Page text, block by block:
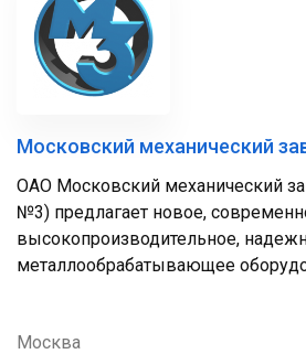
Московский механический
ОАО Московский механический
№3) предлагает новое,
высокопроизводительное,
металлообрабатывающее
Москва